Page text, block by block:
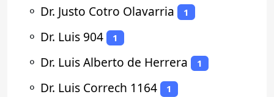
⚬ Dr. Justo Cotro Olavarria 1
⚬ Dr. Luis 904 1
⚬ Dr. Luis Alberto de Herrera 1
⚬ Dr. Luis Correch 1164 1